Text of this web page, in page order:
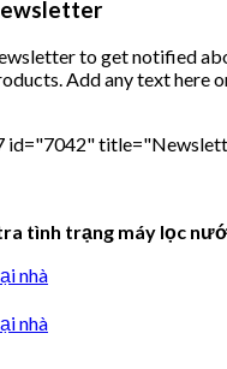
to get notified
Add any text here
id="7042"
tình trạng máy lọc